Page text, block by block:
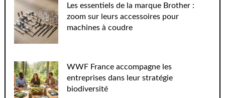
Les essentiels de la marque Brother :
zoom sur leurs accessoires pour
machines à coudre
WWF France accompagne les
entreprises dans leur stratégie
biodiversité